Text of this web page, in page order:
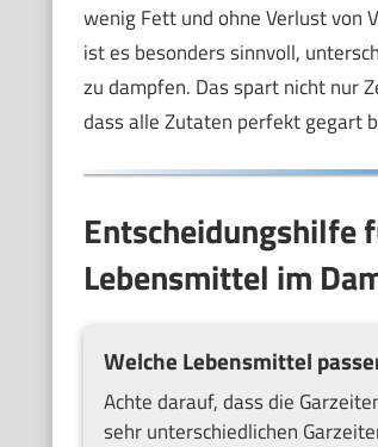
wenig Fett und ohne Verlust von
ist es besonders sinnvoll,
zu dampfen. Das spart nicht nur
dass alle Zutaten perfekt gegart
Entscheidungshilfe
Lebensmittel im
Welche Lebensmittel
Achte darauf, dass die
sehr unterschiedlichen